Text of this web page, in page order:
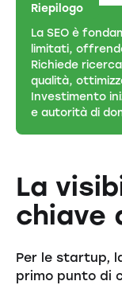
Riepilogo
La SEO è
limitati,
Richiede
qualità,
Investimento
e autorità di
La
chiave
Per le startup,
primo punto di